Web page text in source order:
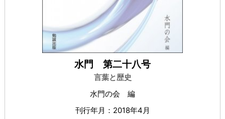
水門 第二十八号
言葉と歴史
水門の会 編
刊行年月：2018年4月